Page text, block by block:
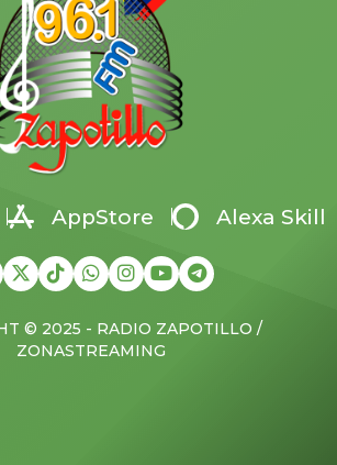
y
unos […]
al país. La medida más
crítica, señaló, ha sido
frenar la importación de
insulina en medio de una
crisis nacional por […]
AppStore Alexa Skill
© 2025 - RADIO ZAPOTILLO /
ZONASTREAMING